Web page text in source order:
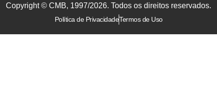
Copyright © CMB, 1997/2026. Todos os direitos reservados.
Política de PrivacidadeTermos de Uso